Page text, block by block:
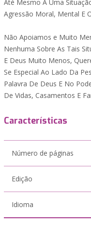
Até Mesmo A Uma
Agressão Moral, Mental E
Não Apoiamos e Muito
Nenhuma Sobre As Tais
E Deus Muito Menos,
Se Especial Ao Lado Da
Palavra De Deus E No
De Vidas, Casamentos E
Características
Número de páginas
Edição
Idioma